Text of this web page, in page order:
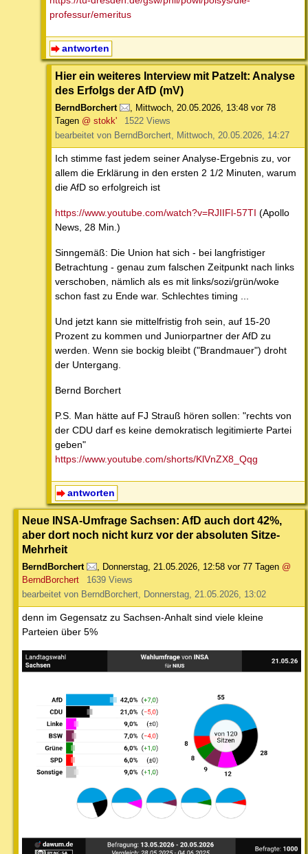
professur/emeritus
antworten
Hier ein weiteres Interview mit Patzelt: Analyse
des Erfolgs der AfD (mV)
BerndBorchert , Mittwoch, 20.05.2026, 13:48 vor 78
Tagen @ stokk'
1522 Views
bearbeitet von BerndBorchert, Mittwoch, 20.05.2026, 14:27
Ich stimme fast jedem seiner Analyse-Ergebnis zu, vor
allem die Erklärung in den ersten 2 1/2 Minuten, warum
die AfD so erfolgreich ist
https://www.youtube.com/watch?v=RJIIFl-57TI (Apollo
News, 28 Min.)
Sinngemäß: Die Union hat sich - bei langfristiger
Betrachtung - genau zum falschen Zeitpunkt nach links
verschoben, nämlich als es mit links/sozi/grün/woke
schon fast zu Ende war. Schlechtes timing ...
Und jetzt kann sie mittelfristig froh sein, auf 15-20
Prozent zu kommen und Juniorpartner der AfD zu
werden. Wenn sie bockig bleibt ("Brandmauer") droht
der Untergang.
Bernd Borchert
P.S. Man hätte auf FJ Strauß hören sollen: "rechts von
der CDU darf es keine demokratisch legitimierte Partei
geben"
https://www.youtube.com/shorts/KlVnZX8_Qqg
antworten
Neue INSA-Umfrage Sachsen: AfD auch dort 42%,
aber dort noch nicht kurz vor der absoluten Sitze-
Mehrheit
BerndBorchert Donnerstag, 21.05.2026, 12:58 vor 77 Tagen @
BerndBorchert
1639 Views
bearbeitet von BerndBorchert, Donnerstag, 21.05.2026, 13:02
denn im Gegensatz zu Sachsen-Anhalt sind viele kleine
Parteien über 5%